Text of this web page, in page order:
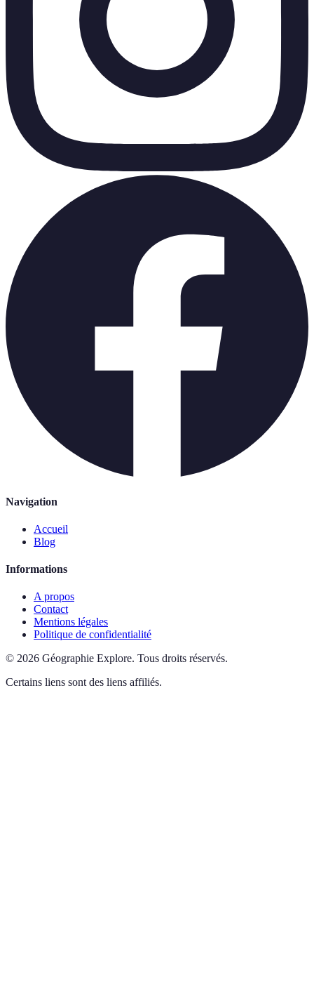
Navigation
Accueil
Blog
Informations
A propos
Contact
Mentions légales
Politique de confidentialité
© 2026 Géographie Explore. Tous droits réservés.
Certains liens sont des liens affiliés.